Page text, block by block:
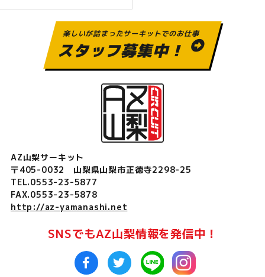
楽しいが詰まったサーキットでのお仕事
スタッフ募集中！
AZ山梨サーキット
〒405-0032 山梨県山梨市正徳寺2298-25
TEL.0553-23-5877
FAX.0553-23-5878
http://az-yamanashi.net
SNSでもAZ山梨情報を発信中！